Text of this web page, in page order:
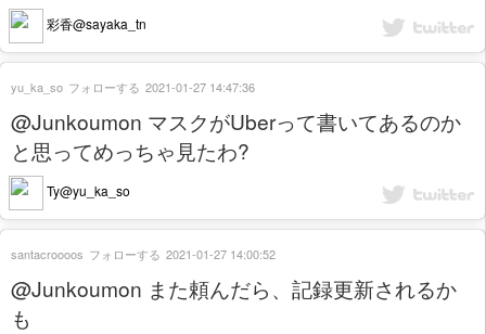
彩香@sayaka_tn
@Junkoumon マスクがUberって書いてあるのか
と思ってめっちゃ見たわ?
Ty@yu_ka_so
yu_ka_so フォローする 2021-01-27 14:47:36
@Junkoumon また頼んだら、記録更新されるか
も
santacroooos フォローする 2021-01-27 14:00:52